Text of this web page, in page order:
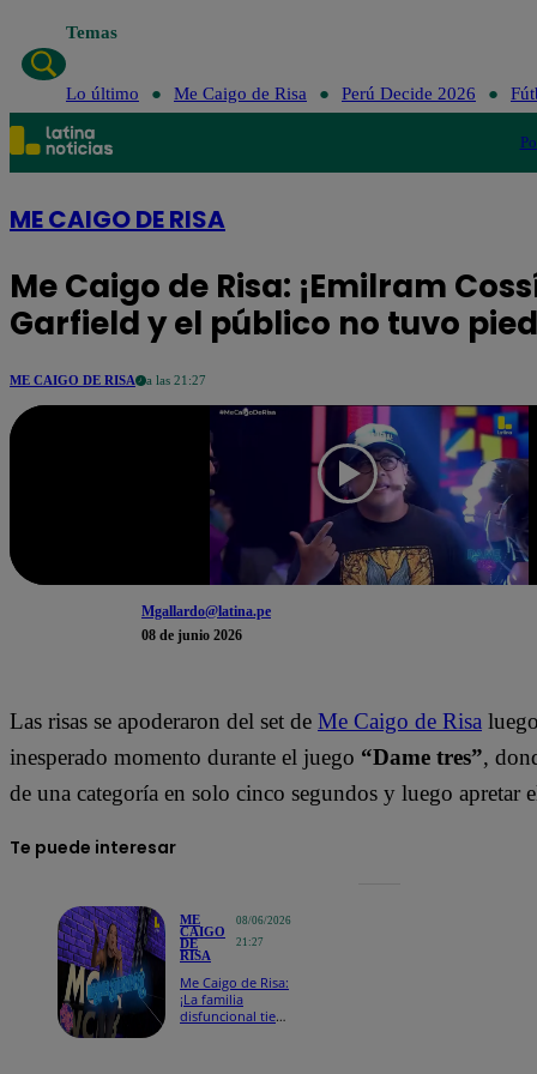
Temas
Lo último Me Caigo de Risa Perú Decide 2026
ME CAIGO DE RISA
Me Caigo de Risa: ¡Emilram
Garfield y el público no tuvo
ME CAIGO DE RISA a las 21:27
Mgallardo@latina.pe
08 de junio 2026
Las risas se apoderaron del set de Me Caigo de Risa
inesperado momento durante el juego “Dame tres”,
de una categoría en solo cinco segundos y luego apretar
Te puede interesar
ME
CAIGO
DE
RISA
08/06/2026
21:27
Me Caigo de Risa:
¡La familia
disfuncional tiene